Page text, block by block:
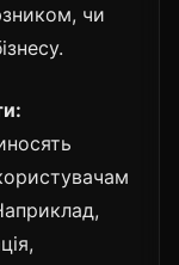
чи